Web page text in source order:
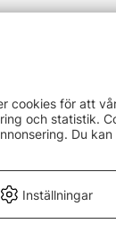
cookies för att
och statistik.
Du
Inställningar